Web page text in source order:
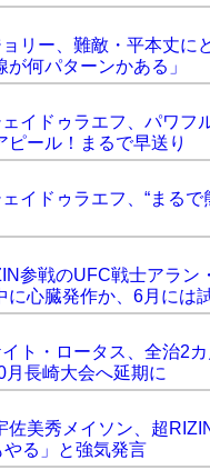
ョリー、難敵・平本丈に
が何パターンかある」
ェイドゥラエフ、パワフ
ピール！まるで早送り
ェイドゥラエフ、“まる
参戦のUFC戦士アラ
心臓発作か、6月には
イト・ロータス、全治2
月長崎大会へ延期に
佐美秀メイソン、超
やる」と強気発言